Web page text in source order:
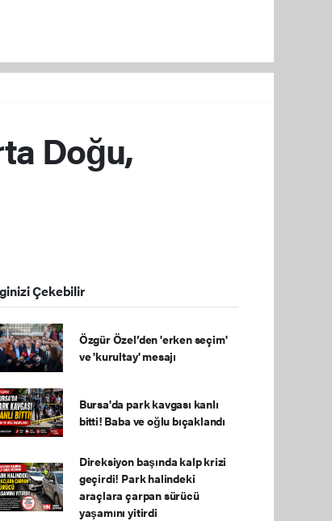
Doğu,
Çekebilir
Özgür Özel’den 'erken seçim'
ve 'kurultay' mesajı
Bursa'da park kavgası kanlı
bitti! Baba ve oğlu bıçaklandı
Direksiyon başında kalp krizi
geçirdi! Park halindeki
araçlara çarpan sürücü
yaşamını yitirdi